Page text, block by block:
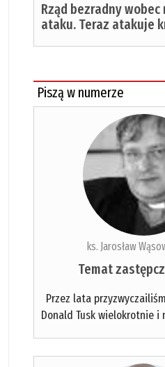
Rząd bezradny
ataku. Teraz atakuje
Piszą w numerze
ks. Jarosław
Temat
Przez lata
Donald Tusk wielokrotnie i